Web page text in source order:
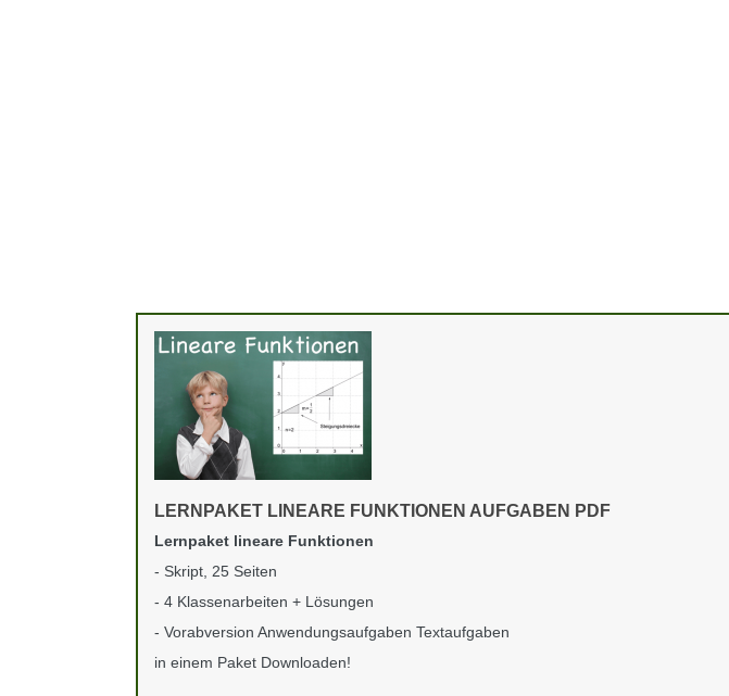
LERNPAKET LINEARE FUNKTIONEN AUFGABEN PDF
Lernpaket lineare Funktionen
- Skript, 25 Seiten
- 4 Klassenarbeiten + Lösungen
- Vorabversion Anwendungsaufgaben Textaufgaben
in einem Paket Downloaden!